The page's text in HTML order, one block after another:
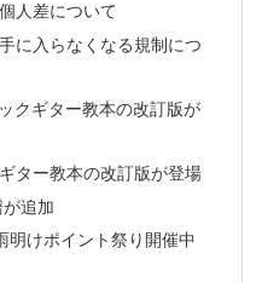
人差について
に入らなくなる規制につ
クギター教本の改訂版が
ター教本の改訂版が登場
が追加
明けポイント祭り開催中